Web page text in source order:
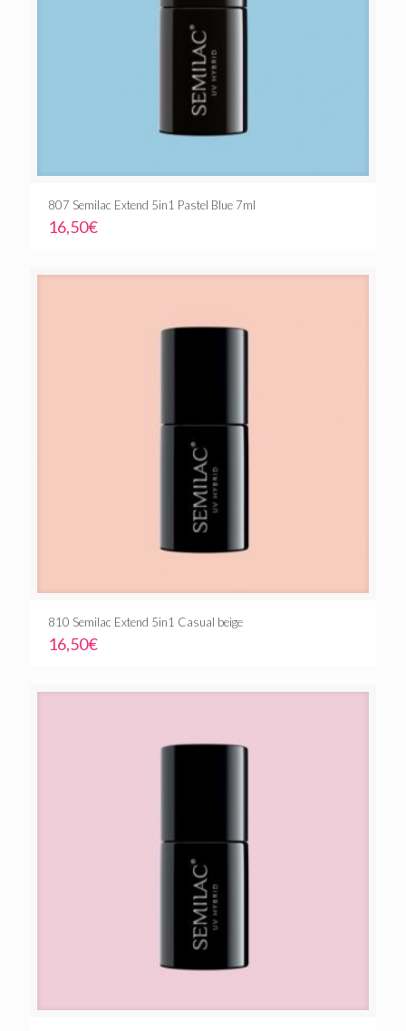
807 Semilac Extend 5in1 Pastel Blue 7ml
16,50€
810 Semilac Extend 5in1 Casual beige
16,50€